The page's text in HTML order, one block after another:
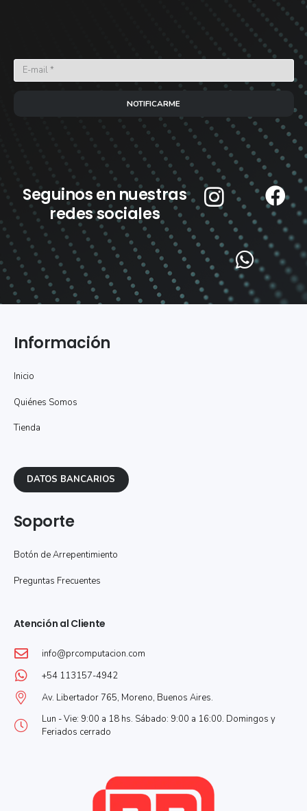
NOTIFICARME
Seguinos en nuestras
redes sociales
Información
Inicio
Quiénes Somos
Tienda
DATOS BANCARIOS
Soporte
Botón de Arrepentimiento
Preguntas Frecuentes
Atención al Cliente
info@prcomputacion.com
+54 113157-4942
Av. Libertador 765, Moreno, Buenos Aires.
Lun - Vie: 9:00 a 18 hs. Sábado: 9:00 a 16:00. Domingos y
Feriados cerrado